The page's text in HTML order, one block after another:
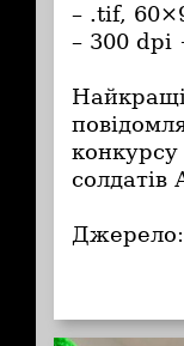
– .tif,
– 300 dpi
солдатів